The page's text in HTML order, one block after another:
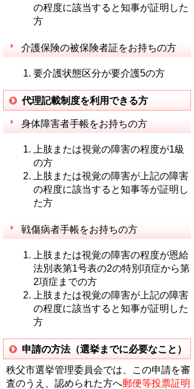
の程度に該当すると知事が証明した
方
介護保険の被保険者証をお持ちの方
要介護状態区分が要介護5の方
代理記載制度を利用できる方
身体障害者手帳をお持ちの方
上肢または視覚の障害の程度が1級
の方
上肢または視覚の障害が上記の障害
の程度に該当すると知事等が証明し
た方
戦傷病者手帳をお持ちの方
上肢または視覚の障害の程度が恩給
法別表第1号表の2の特別項症から第
2項症までの方
上肢または視覚の障害が上記の障害
の程度に該当すると知事が証明した
方
申請の方法（選挙までに必要なこと）
秩父市選挙管理委員会では、この申請を審
査のうえ、認められた方へ郵便等投票証明